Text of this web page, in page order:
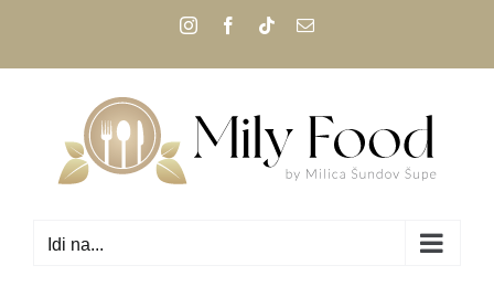
InstagramFacebook
TiktokEmail:
Idi na...